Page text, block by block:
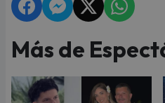
Más de